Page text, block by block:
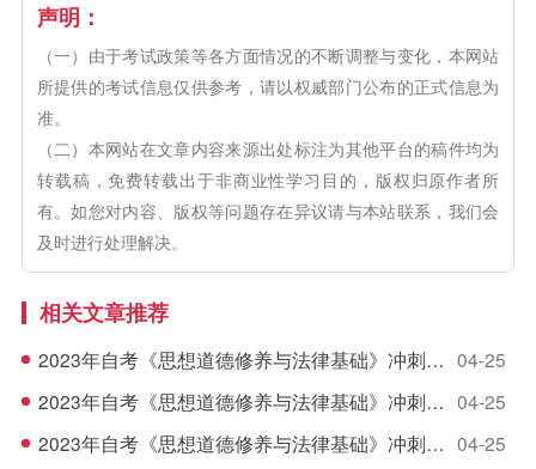
声明：
（一）由于考试政策等各方面情况的不断调整与变化，本网站
所提供的考试信息仅供参考，请以权威部门公布的正式信息为
准。
（二）本网站在文章内容来源出处标注为其他平台的稿件均为
转载稿，免费转载出于非商业性学习目的，版权归原作者所
有。如您对内容、版权等问题存在异议请与本站联系，我们会
及时进行处理解决。
相关文章推荐
2023年自考《思想道德修养与法律基础》冲刺模拟练习题11 04-25
2023年自考《思想道德修养与法律基础》冲刺模拟练习题10 04-25
2023年自考《思想道德修养与法律基础》冲刺模拟练习题9 04-25